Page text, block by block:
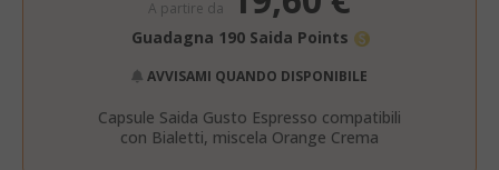
A partire da
Guadagna 190 Saida Points
AVVISAMI QUANDO DISPONIBILE
Capsule Saida Gusto Espresso compatibili
con Bialetti, miscela Orange Crema